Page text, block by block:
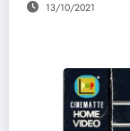
13/10/2021